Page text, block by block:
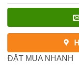
ĐẶT MUA NHANH